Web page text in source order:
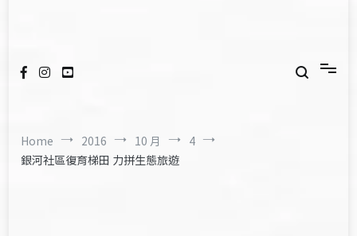
Home 2016 10 月
4
銀河社區復育梯田 力拼生態旅遊